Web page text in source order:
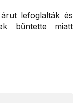
lefoglalták és
bűntette miatt